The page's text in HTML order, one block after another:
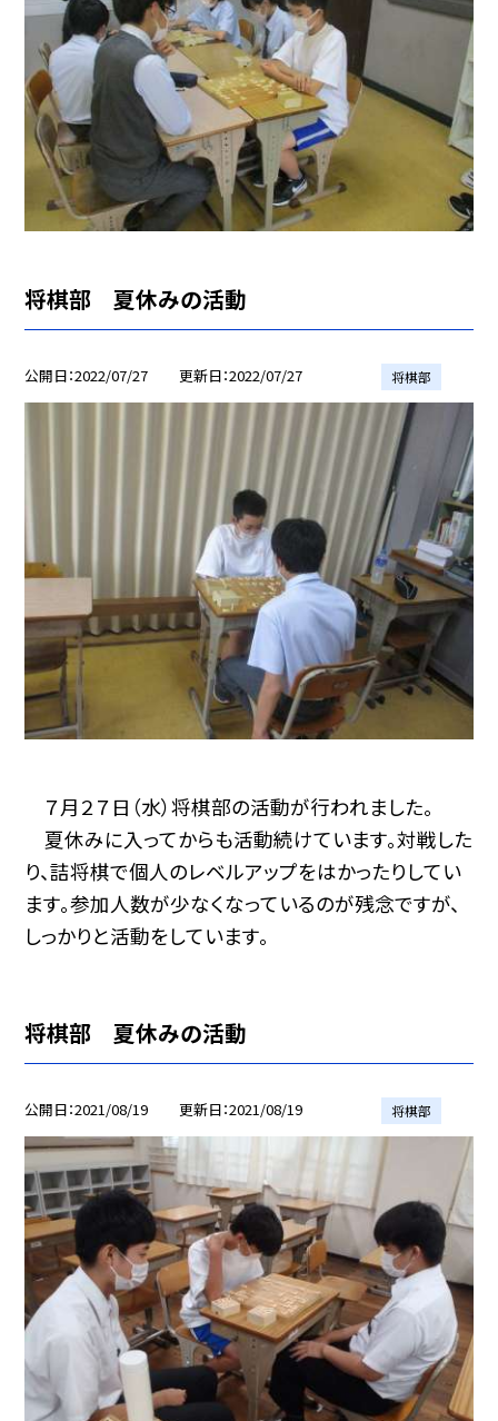
将棋部 夏休みの活動
公開日 2022/07/27 更新日 2022/07/27 将棋部
７月２７日（水）将棋部の活動が行われました。
夏休みに入ってからも活動続けています。対戦した
り、詰将棋で個人のレベルアップをはかったりしてい
ます。参加人数が少なくなっているのが残念ですが、
しっかりと活動をしています。
将棋部 夏休みの活動
公開日 2021/08/19 更新日 2021/08/19 将棋部